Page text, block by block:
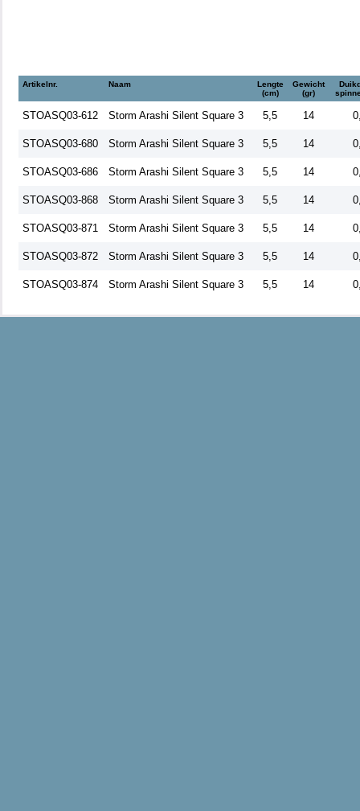
Artikelnr. Naam
Lengte
(cm)
Gewicht
(gr)
STOASQ03-612 Storm Arashi Silent Square 3 5,5 14
STOASQ03-680 Storm Arashi Silent Square 3 5,5 14
STOASQ03-686 Storm Arashi Silent Square 3 5,5 14
STOASQ03-868 Storm Arashi Silent Square 3 5,5 14
STOASQ03-871 Storm Arashi Silent Square 3 5,5 14
STOASQ03-872 Storm Arashi Silent Square 3 5,5 14
STOASQ03-874 Storm Arashi Silent Square 3 5,5 14